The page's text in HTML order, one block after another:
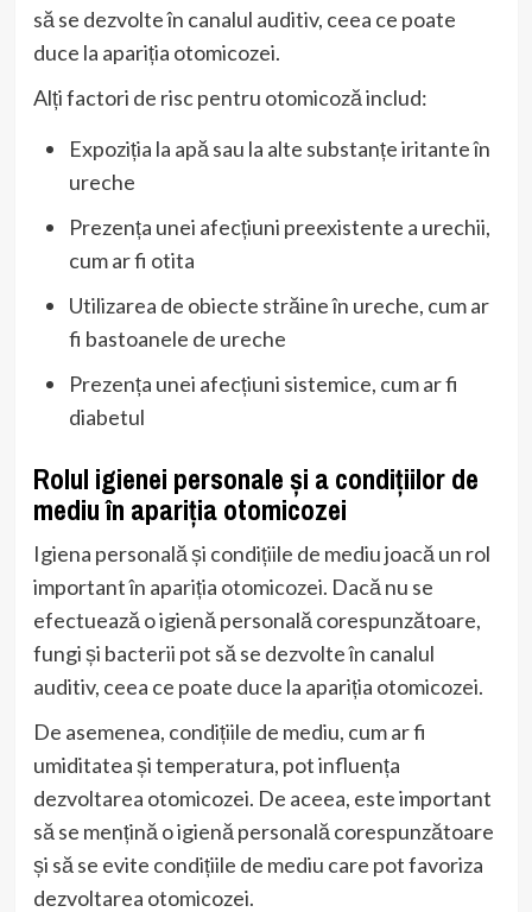
să se dezvolte în canalul auditiv, ceea ce poate
duce la apariția otomicozei.
Alți factori de risc pentru otomicoză includ:
Expoziția la apă sau la alte substanțe iritante în
ureche
Prezența unei afecțiuni preexistente a urechii,
cum ar fi otita
Utilizarea de obiecte străine în ureche, cum ar
fi bastoanele de ureche
Prezența unei afecțiuni sistemice, cum ar fi
diabetul
Rolul igienei personale și a condițiilor de
mediu în apariția otomicozei
Igiena personală și condițiile de mediu joacă un rol
important în apariția otomicozei. Dacă nu se
efectuează o igienă personală corespunzătoare,
fungi și bacterii pot să se dezvolte în canalul
auditiv, ceea ce poate duce la apariția otomicozei.
De asemenea, condițiile de mediu, cum ar fi
umiditatea și temperatura, pot influența
dezvoltarea otomicozei. De aceea, este important
să se mențină o igienă personală corespunzătoare
și să se evite condițiile de mediu care pot favoriza
dezvoltarea otomicozei.